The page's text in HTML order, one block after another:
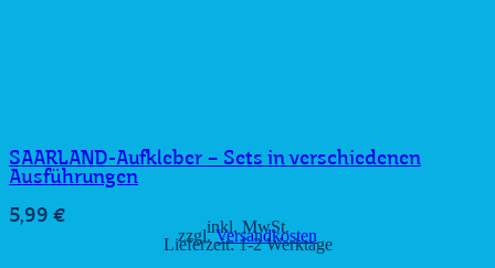
SAARLAND-Aufkleber – Sets in verschiedenen
Ausführungen
5,99 € inkl. MwSt.
zzgl.Versandkosten
Lieferzeit:1-2 Werktage